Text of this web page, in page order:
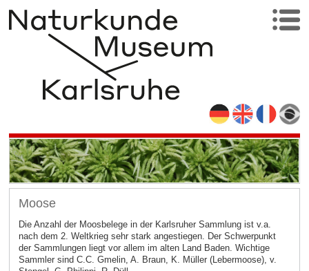
Moose
Die Anzahl der Moosbelege in der Karlsruher Sammlung ist v.a.
nach dem 2. Weltkrieg sehr stark angestiegen. Der Schwerpunkt
der Sammlungen liegt vor allem im alten Land Baden. Wichtige
Sammler sind C.C. Gmelin, A. Braun, K. Müller (Lebermoose), v.